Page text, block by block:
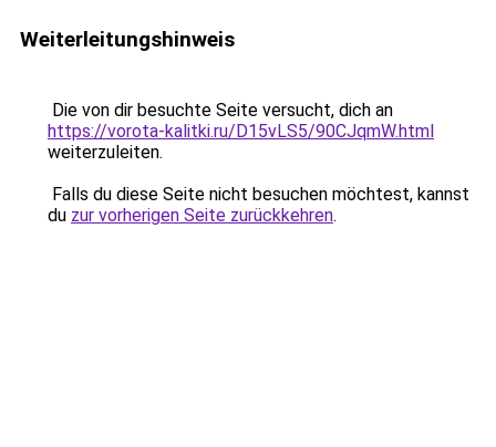
Weiterleitungshinweis
Die von dir besuchte Seite versucht, dich an
https://vorota-kalitki.ru/D15vLS5/90CJqmW.html
weiterzuleiten.
Falls du diese Seite nicht besuchen möchtest, kannst
du zur vorherigen Seite zurückkehren.